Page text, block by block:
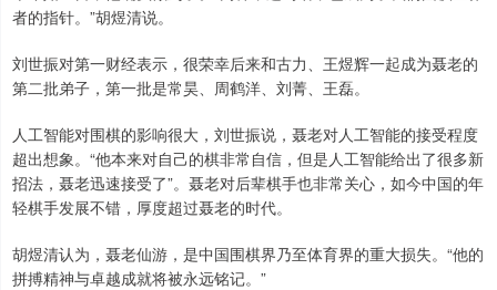
者的指针。”胡煜清说。
刘世振对第一财经表示，很荣幸后来和古力、王煜辉一起成为聂老的
第二批弟子，第一批是常昊、周鹤洋、刘菁、王磊。
人工智能对围棋的影响很大，刘世振说，聂老对人工智能的接受程度
超出想象。“他本来对自己的棋非常自信，但是人工智能给出了很多新
招法，聂老迅速接受了”。聂老对后辈棋手也非常关心，如今中国的年
轻棋手发展不错，厚度超过聂老的时代。
胡煜清认为，聂老仙游，是中国围棋界乃至体育界的重大损失。“他的
拼搏精神与卓越成就将被永远铭记。”